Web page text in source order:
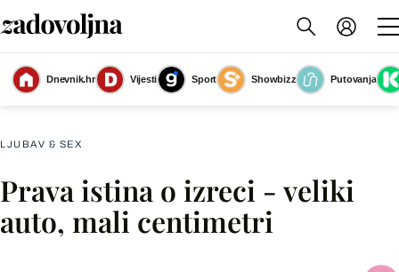
Dnevnik.hr Vijesti Sport Showbizz
Putovanja
Slika nije dostupna
LJUBAV & SEX
Prava istina o izreci - veliki
auto, mali centimetri
Facebook